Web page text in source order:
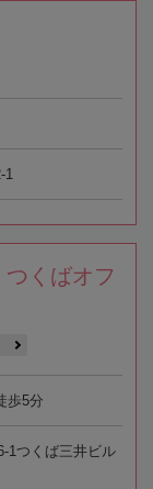
1
くばオフ
歩5分
1つくば三井ビル